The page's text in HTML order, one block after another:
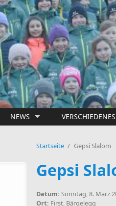
NEWS VERSCHIEDENES
Startseite / Gepsi Slalom
Gepsi
Datum: Sonntag, 8. März
Ort: First, Bärgelegg